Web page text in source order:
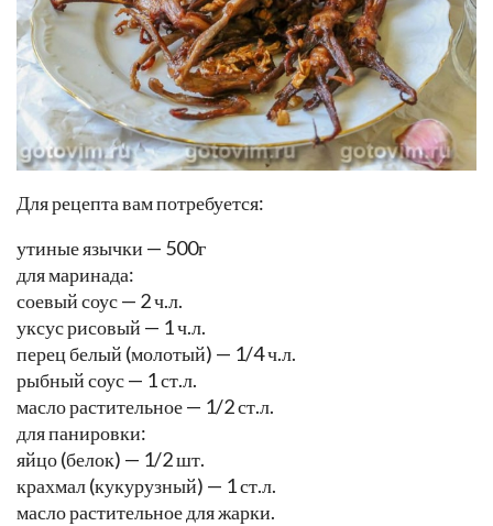
Для рецепта вам потребуется:
утиные язычки — 500г
для маринада:
соевый соус — 2 ч.л.
уксус рисовый — 1 ч.л.
перец белый (молотый) — 1/4 ч.л.
рыбный соус — 1 ст.л.
масло растительное — 1/2 ст.л.
для панировки:
яйцо (белок) — 1/2 шт.
крахмал (кукурузный) — 1 ст.л.
масло растительное для жарки.